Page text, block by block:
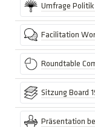
Umfrage
Facilitation
Roundtable
Sitzung Board
Präsentation